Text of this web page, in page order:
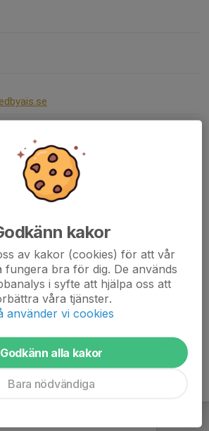
kakor
av kakor (cookies) för att vår
fungera bra för dig. De används
i syfte att hjälpa oss att
våra tjänster.
använder vi cookies
Godkänn alla kakor
Bara nödvändiga